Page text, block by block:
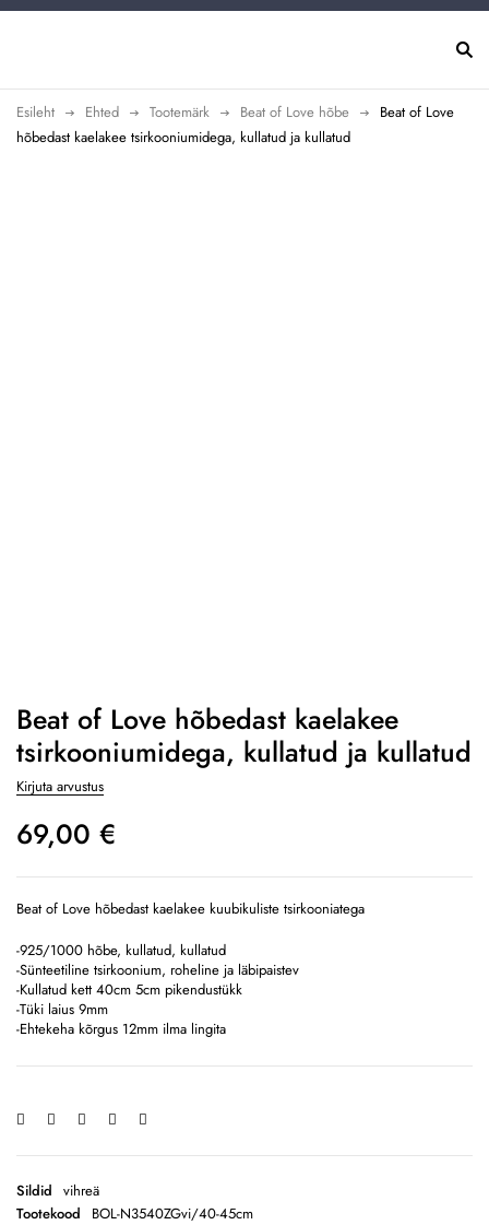
Esileht Ehted Tootemärk Beat of Love hõbe
Beat of Love
hõbedast kaelakee tsirkooniumidega, kullatud ja kullatud
Beat of Love hõbedast kaelakee
tsirkooniumidega, kullatud ja kullatud
Kirjuta arvustus
69,00 €
Beat of Love hõbedast kaelakee kuubikuliste tsirkooniatega
-925/1000 hõbe, kullatud, kullatud
-Sünteetiline tsirkoonium, roheline ja läbipaistev
-Kullatud kett 40cm 5cm pikendustükk
-Tüki laius 9mm
-Ehtekeha kõrgus 12mm ilma lingita
Sildid vihreä
Tootekood
BOL-N3540ZGvi/40-45cm